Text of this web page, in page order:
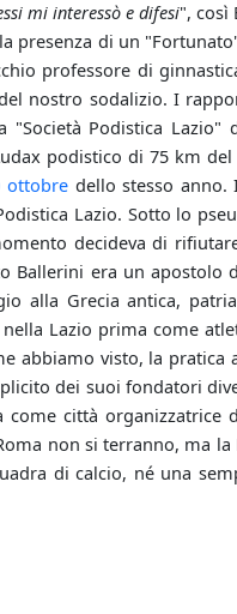
mi interessò e difesi", così
presenza di un
professore di
nostro sodalizio. I
"Società Podistica
podistico di 75 km del
ottobredello stesso anno.
Lazio. Sotto lo
decideva di
Ballerini era un
alla Grecia antica,
Lazio prima come
abbiamo visto, la
dei suoi fondatori
città organizzatrice
non si terranno, ma
di calcio, né una